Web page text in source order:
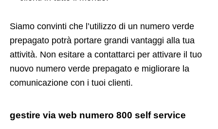
Siamo convinti che l’utilizzo di un numero verde
prepagato potrà portare grandi vantaggi alla tua
attività. Non esitare a contattarci per attivare il tuo
nuovo numero verde prepagato e migliorare la
comunicazione con i tuoi clienti.
gestire via web numero 800 self service